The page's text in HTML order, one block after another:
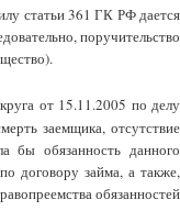
статьи 361 ГК РФ дается
поручительство
от 15.11.2005 по делу
заемщика, отсутствие
бы обязанность данного
договору займа, а также,
обязанностей